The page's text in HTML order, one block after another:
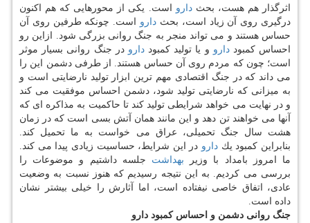
اثرگذار هم هست، بحثدارو است. یكی از محورهایی كه هم اكنون
درگیری روی آن زیاد است، بحث دارو است. چونكه طرفین روی آن
حساس هستند و می تواند منجر به جنگ روانی بزرگی شود. ازاین رو
احساس كمبوددارو و یا تولید كمبوددارو در جنگ روانی بسیار موثر
است؛ چون كه مردم روی آن حساس هستند. از طرفی دشمن این را
می داند كه در جنگ اقتصادی مهم ترین ابزار تولید نارضایتی است و
به میزانی كه نارضایتی تولید شود، دشمن احساس موفقیت می كند
و در نهایت می خواهد شرایطی تولید كند تا حاكمیت به مذاكره ای كه
آنها می خواهند تن دهد و این مانند همان آتش بسی است كه در زمان
هشت سال جنگ تحمیلی، عراق می خواست به ما تحمیل كند.
بنابراین كمبود یك دارو در این شرایط، حساسیت زیادی پیدا می كند.
ما امروز بامداد با وزیر بهداشت جلسه داشتیم و موضوعات را
بررسی می كردیم. به این نتیجه رسیدیم كه هنوز نسبت به وضعیت
عادی، اتفاق خاصی نیفتاده است، اما آثارش را خیلی بیشتر نشان
داده است.
جنگ روانی دشمن و احساس كمبود دارو